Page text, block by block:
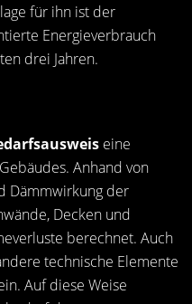
für ihn ist der
Energieverbrauch
drei Jahren.
eine
Anhand von
Dämmwirkung der
Decken und
berechnet. Auch
technische Elemente
Auf diese Weise